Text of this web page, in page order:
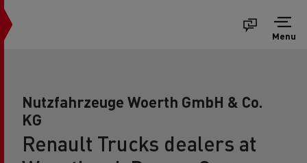
Menu
Nutzfahrzeuge Woerth GmbH & Co.
KG
Renault Trucks dealers at